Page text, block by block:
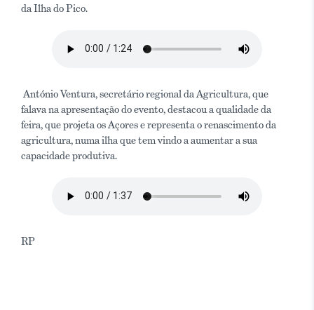
da Ilha do Pico.
António Ventura, secretário regional da Agricultura, que
falava na apresentação do evento, destacou a qualidade da
feira, que projeta os Açores e representa o renascimento da
agricultura, numa ilha que tem vindo a aumentar a sua
capacidade produtiva.
RP